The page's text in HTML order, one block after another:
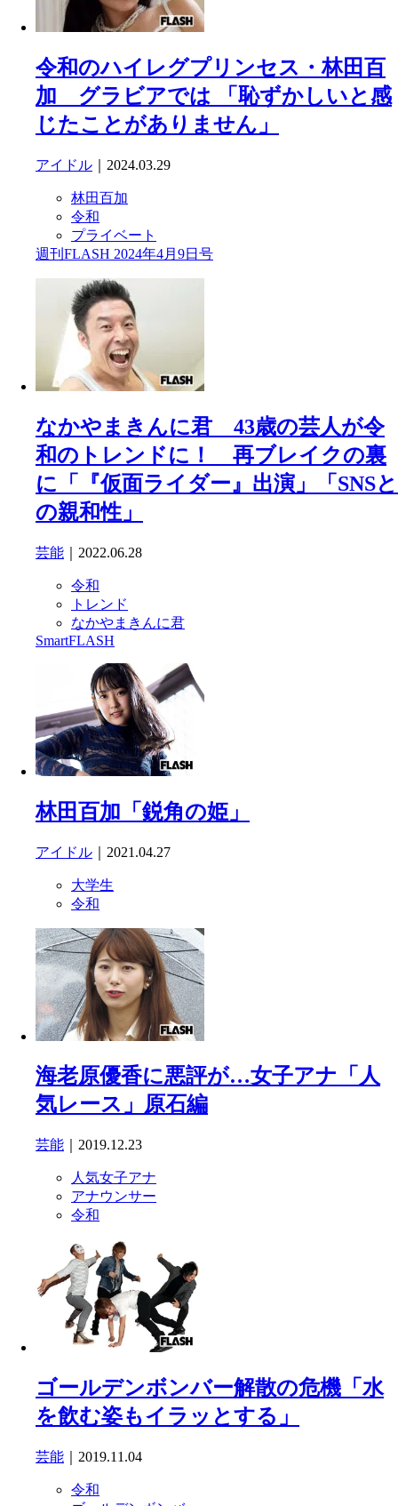
令和のハイレグプリンセス・林田百
加 グラビアでは 「恥ずかしいと感
じたことがありません」
アイドル ｜2024.03.29
林田百加
令和
プライベート
週刊FLASH 2024年4月9日号
なかやまきんに君 43歳の芸人が令
和のトレンドに！ 再ブレイクの裏
に「『仮面ライダー』出演」「SNSと
の親和性」
芸能 ｜2022.06.28
令和
トレンド
なかやまきんに君
SmartFLASH
林田百加「鋭角の姫」
アイドル ｜2021.04.27
大学生
令和
海老原優香に悪評が…女子アナ「人
気レース」原石編
芸能 ｜2019.12.23
人気女子アナ
アナウンサー
令和
ゴールデンボンバー解散の危機「水
を飲む姿もイラッとする」
芸能 ｜2019.11.04
令和